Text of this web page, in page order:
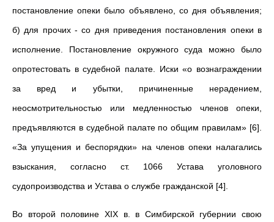
постановление опеки было объявлено, со дня объявления;
б) для прочих - со дня приведения постановления опеки в
исполнение. Постановление окружного суда можно было
опротестовать в судебной палате. Иски «о вознаграждении
за вред и убытки, причиненные нерадением,
неосмотрительностью или медленностью членов опеки,
предъявляются в судебной палате по общим правилам» [6].
«За упущения и беспорядки» на членов опеки налагались
взыскания, согласно ст. 1066 Устава уголовного
судопроизводства и Устава о службе гражданской [4].
Во второй половине XIX в. в Симбирской губернии свою